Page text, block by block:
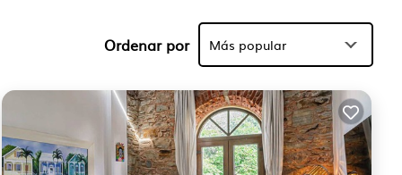
Ordenar por Más popular